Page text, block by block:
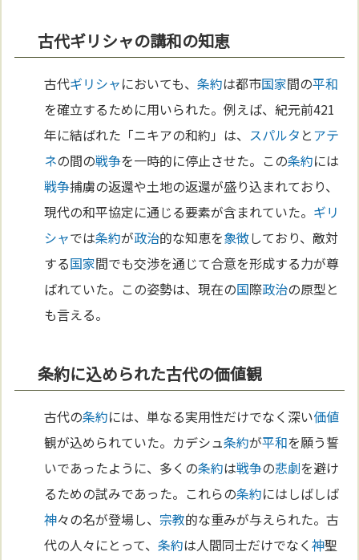
古代ギリシャの講和の知恵
古代ギリシャにおいても、条約は都市国家間の平和
を確立するために用いられた。例えば、紀元前421
年に結ばれた「ニキアの和約」は、 スパルタ とアテ
ネの間の戦争を一時的に停止させた。この条約には
戦争捕虜の返還や土地の返還が盛り込まれており、
現代の和平協定に通じる要素が含まれていた。 ギリ
シャでは条約が政治的な知恵を象徴しており、敵対
する国家間でも交渉を通じて合意を形成する力が尊
ばれていた。この姿勢は、現在の国際政治の原型と
も言える。
条約に込められた古代の価値観
古代の条約には、単なる実用性だけでなく深い価値
観が込められていた。カデシュ条約が平和を願う誓
いであったように、多くの条約は戦争の悲劇を避け
るための試みであった。これらの条約にはしばしば
神々の名が登場し、 宗教的な重みが与えられた。古
代の人々にとって、条約は人間同士だけでなく神聖